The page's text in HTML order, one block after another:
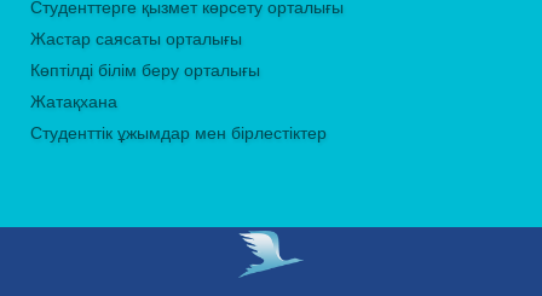
Студенттерге қызмет көрсету орталығы
Жастар саясаты орталығы
Көптілді білім беру орталығы
Жатақхана
Студенттік ұжымдар мен бірлестіктер